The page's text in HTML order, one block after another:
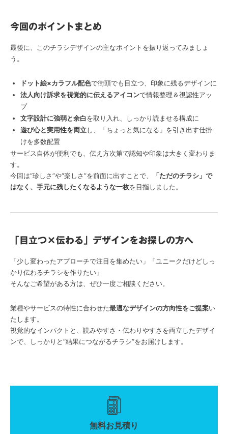
今回のポイントまとめ
最後に、このチラシデザインの主なポイントを振り返ってみましょ
う。
ドット絵×カラフル配色で街頭でも目立つ、印象に残るデザインに
法人向け訴求を視覚的に伝えるアイコンで情報整理＆視認性アッ
プ
文字設計に強弱と余白を取り入れ、しっかり読ませる構成に
遊び心と実用性を両立し、「ちょっと気になる」を引き出す仕掛
けを多数配置
サービス自体が便利でも、伝え方次第で認知や印象は大きく変わりま
す。
今回は“珍しさ”や“楽しさ”を前面に出すことで、
「ただのチラシ」で
はなく、手元に残したくなるような一枚を目指しました。
「目立つ×伝わる」デザインをお探しの方へ
「少し変わったアプローチで注目を集めたい」「ユニークだけどしっ
かり伝わるチラシを作りたい」
そんなご希望がある方は、ぜひ一度ご相談ください。
業種やサービスの特性に合わせた最適なデザインの方向性をご提案い
たします。
視覚的なインパクトと、読みやすさ・伝わりやすさを両立したデザイ
ンで、しっかりと“結果につながるチラシ”をお届けします。
無料お見積り